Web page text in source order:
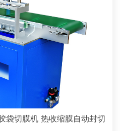
袋切膜机 热收缩膜自动封切